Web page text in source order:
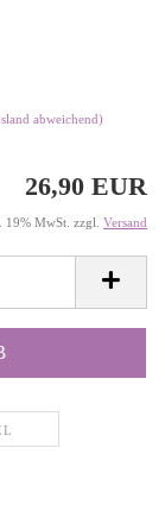
abweichend)
26,90 EUR
19% MwSt. zzgl. Versand